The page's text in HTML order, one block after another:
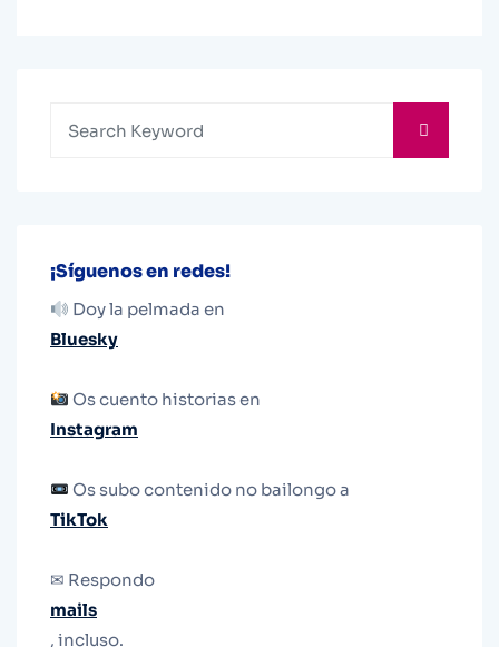
¡Síguenos en redes!
Doy la pelmada en
Bluesky
Os cuento historias en
Instagram
Os subo contenido no bailongo a
TikTok
✉ Respondo
mails
, incluso.